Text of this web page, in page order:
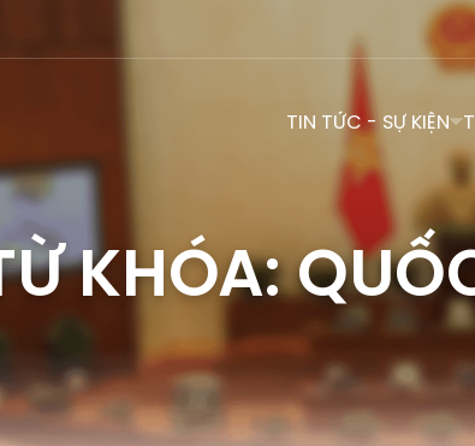
TIN TỨC - SỰ KIỆN
KHÓA: